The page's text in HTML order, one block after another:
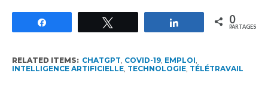
Partagez 0
PARTAGES
RELATED ITEMS: CHATGPT, COVID-19, EMPLOI,
INTELLIGENCE ARTIFICIELLE, TECHNOLOGIE, TÉLÉTRAVAIL